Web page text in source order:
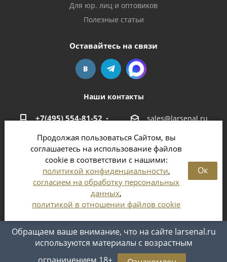
Продолжая пользоваться Сайтом, вы
соглашаетесь на использование файлов
cookie в соответствии с нашими:
политикой конфиденциальности,
согласием на обработку персональных
данных,
политикой в отношении файлов cookie
Ок
Обращаем ваше внимание, что на сайте larsenal.ru
используются материалы с возрастным
Для юр. лиц и оптовиков
Полезные статьи
Оставайтесь на связи
Наши контакты
+7(495) 554-81-52 sales@larsenal.ru
Московская область,
г. Люберцы,
ул. Хлебозаводская, 8 Б